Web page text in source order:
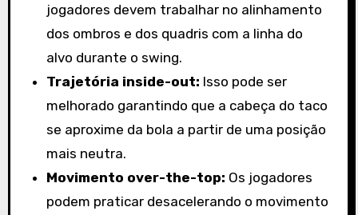
jogadores devem trabalhar no alinhamento
dos ombros e dos quadris com a linha do
alvo durante o swing.
Trajetória inside-out: Isso pode ser
melhorado garantindo que a cabeça do taco
se aproxime da bola a partir de uma posição
mais neutra.
Movimento over-the-top: Os jogadores
podem praticar desacelerando o movimento